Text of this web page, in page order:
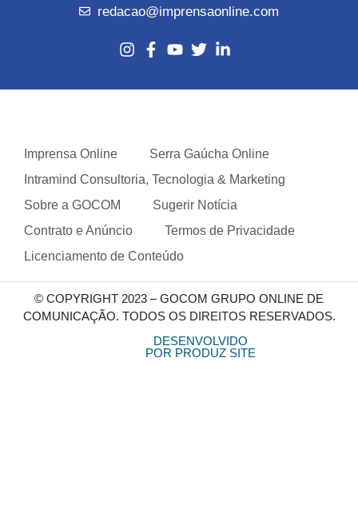
redacao@imprensaonline.com
Imprensa Online
Serra Gaúcha Online
Intramind Consultoria, Tecnologia & Marketing
Sobre a GOCOM
Sugerir Notícia
Contrato e Anúncio
Termos de Privacidade
Licenciamento de Conteúdo
© COPYRIGHT 2023 – GOCOM GRUPO ONLINE DE
COMUNICAÇÃO. TODOS OS DIREITOS RESERVADOS.
DESENVOLVIDO
POR PRODUZ SITE